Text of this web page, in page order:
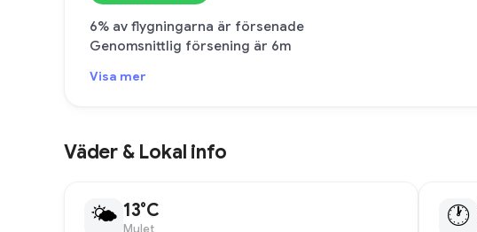
6% av flygningarna är försenade
Genomsnittlig försening är 6m
Visa mer
Väder & Lokal info
🌤 13°C
Mulet 🕐